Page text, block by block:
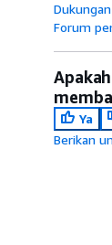
Forum
Ya
Berikan